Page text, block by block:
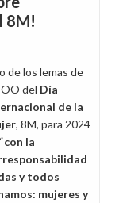
8M!
de los lemas de
del Día
de la
, 8M, para 2024
con la
y todos
mujeres y